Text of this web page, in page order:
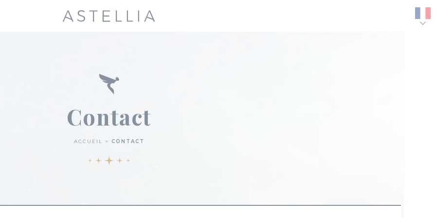
Contact
ACCUEIL CONTACT